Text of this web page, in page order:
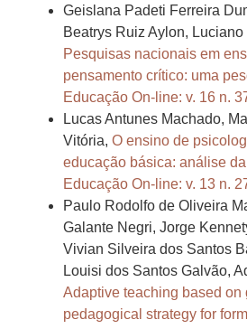
Geislana Padeti Ferreira
Beatrys Ruiz Aylon,
Pesquisas nacionais em
pensamento crítico: uma
Educação On-line: v. 16 n.
Lucas Antunes Machado,
Vitória, O ensino de
educação básica: análise
Educação On-line: v. 13 n.
Paulo Rodolfo de Oliveira
Galante Negri, Jorge
Vivian Silveira dos Santos
Louisi dos Santos Galvão,
Adaptive teaching based on
pedagogical strategy for